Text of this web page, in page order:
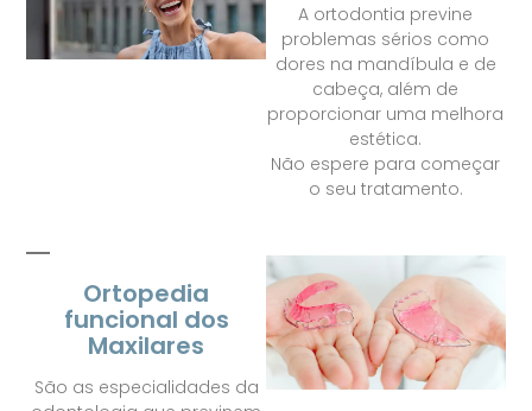
A ortodontia previne
problemas sérios como
dores na mandíbula e de
cabeça, além de
proporcionar uma melhora
estética.
Não espere para começar
o seu tratamento.
Ortopedia
funcional dos
Maxilares
São as especialidades da